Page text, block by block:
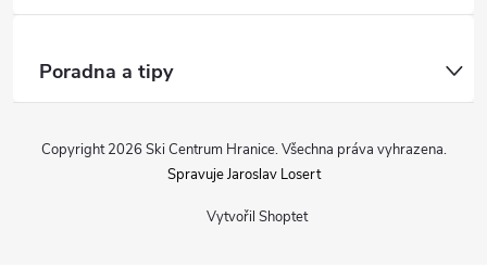
Poradna a tipy
Vytvořil Shoptet
Copyright 2026 Ski Centrum Hranice. Všechna práva vyhrazena.
Spravuje Jaroslav Losert